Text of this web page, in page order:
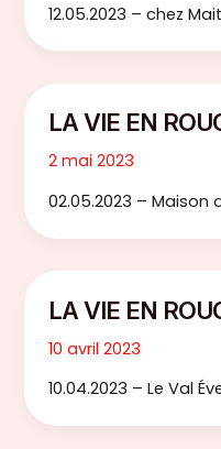
12.05.2023 – chez
LA VIE EN
2 mai 2023
02.05.2023 – Maison
LA VIE EN
10 avril 2023
10.04.2023 – Le Val